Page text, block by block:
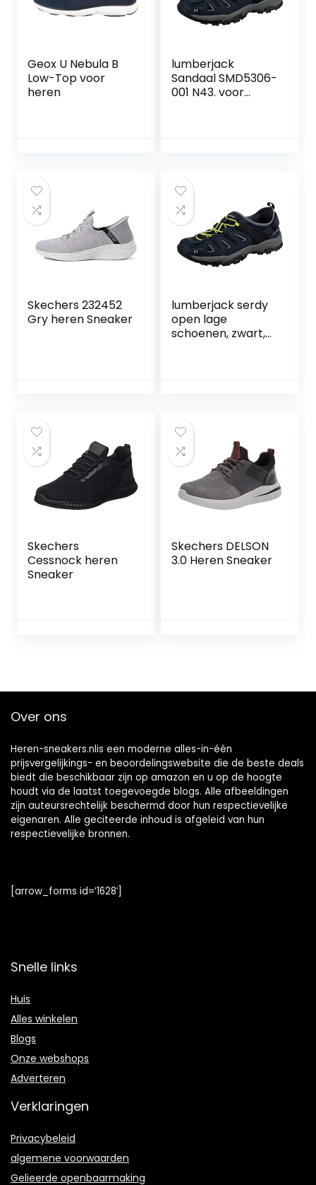
Geox U Nebula B
Low-Top voor
heren
lumberjack
Sandaal SMD5306-
001 N43. voor
Skechers 232452
Gry heren Sneaker
lumberjack serdy
open lage
schoenen, zwart,
Skechers
Cessnock heren
Sneaker
Skechers DELSON
3.0 Heren Sneaker
Over ons
Heren-sneakers.nlis een moderne alles-in-één
prijsvergelijkings- en beoordelingswebsite die de beste deals
biedt die beschikbaar zijn op amazon en u op de hoogte
houdt via de laatst toegevoegde blogs. Alle afbeeldingen
zijn auteursrechtelijk beschermd door hun respectievelijke
eigenaren. Alle geciteerde inhoud is afgeleid van hun
respectievelijke bronnen.
[arrow_forms id=’1628′]
Snelle links
Huis
Alles winkelen
Blogs
Onze webshops
Adverteren
Verklaringen
Privacybeleid
algemene voorwaarden
Gelieerde openbaarmaking